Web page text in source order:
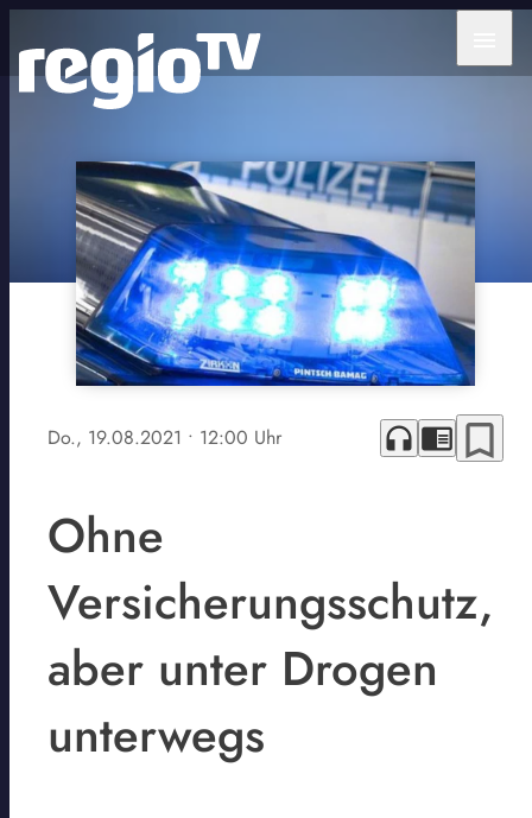
Do., 19.08.2021 • 12:00 Uhr headphones chrome_reader_mode bookmark_border
Ohne
Versicherungsschutz,
aber unter Drogen
unterwegs